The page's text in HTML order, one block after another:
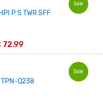
Sale
P S TWR SFF
72.99
Sale
Q238